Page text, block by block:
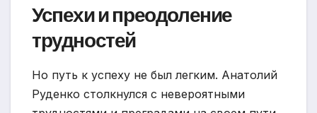
Успехи и преодоление
трудностей
Но путь к успеху не был легким. Анатолий
Руденко столкнулся с невероятными